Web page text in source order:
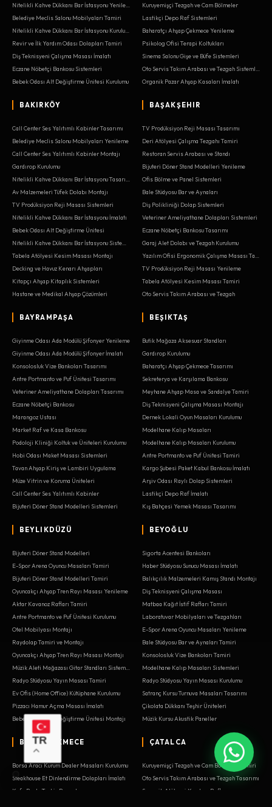
Belediye Meclis Salonu Mobilyaları Tamiri
Revir ve İlk Yardım Odası Dolapları Tamiri
Diş Teknisyeni Çalışma Masası İmalatı
Eczane Nöbetçi Bankosu Sistemleri
Bebek Odası Alt Değiştirme Ünitesi Kurulumu
Kuruyemişçi Tezgah ve Cam Bölmeler
Lastikçi Depo Raf Sistemleri
Baharatçı Ahşap Çekmece Yenileme
Psikolog Ofisi Terapi Koltukları
Sinema Salonu Gişe ve Büfe Sistemleri
Organik Pazar Ahşap Kasaları İmalatı
BAKIRKÖY
Call Center Ses Yalıtımlı Kabinler Tasarımı
Belediye Meclis Salonu Mobilyaları Yenileme
Call Center Ses Yalıtımlı Kabinler Montajı
Gardırop Kurulumu
Av Malzemeleri Tüfek Dolabı Montajı
TV Prodüksiyon Reji Masası Sistemleri
Nitelikli Kahve Dükkanı Bar İstasyonu İmalatı
Bebek Odası Alt Değiştirme Ünitesi
Tabela Atölyesi Kesim Masası Montajı
Decking ve Havuz Kenarı Ahşapları
Kitapçı Ahşap Kitaplık Sistemleri
Hastane ve Medikal Ahşap Çözümleri
BAŞAKŞEHIR
TV Prodüksiyon Reji Masası Tasarımı
Deri Atölyesi Çalışma Tezgahı Tamiri
Restoran Servis Arabası ve Standı
Bijuteri Döner Stand Modelleri Yenileme
Ofis Bölme ve Panel Sistemleri
Bale Stüdyosu Bar ve Aynaları
Diş Polikliniği Dolap Sistemleri
Veteriner Ameliyathane Dolapları Sistemleri
Eczane Nöbetçi Bankosu Tasarımı
Garaj Alet Dolabı ve Tezgah Kurulumu
TV Prodüksiyon Reji Masası Yenileme
Tabela Atölyesi Kesim Masası Tamiri
Oto Servis Takım Arabası ve Tezgah
BAYRAMPAŞA
Giyinme Odası Ada Modülü Şifonyer Yenileme
Giyinme Odası Ada Modülü Şifonyer İmalatı
Konsolosluk Vize Bankoları Tasarımı
Antre Portmanto ve Puf Ünitesi Tasarımı
Veteriner Ameliyathane Dolapları Tasarımı
Eczane Nöbetçi Bankosu
Marangoz Ustası
Market Raf ve Kasa Bankosu
Podoloji Kliniği Koltuk ve Üniteleri Kurulumu
Hobi Odası Maket Masası Sistemleri
Tavan Ahşap Kiriş ve Lambiri Uygulama
Müze Vitrin ve Koruma Üniteleri
Call Center Ses Yalıtımlı Kabinler
Bijuteri Döner Stand Modelleri Sistemleri
BEŞIKTAŞ
Butik Mağaza Aksesuar Standları
Gardırop Kurulumu
Baharatçı Ahşap Çekmece Tasarımı
Sekreterya ve Karşılama Bankosu
Meyhane Ahşap Masa ve Sandalye Tamiri
Diş Teknisyeni Çalışma Masası Montajı
Dernek Lokali Oyun Masaları Kurulumu
Modelhane Kalıp Masaları
Modelhane Kalıp Masaları Kurulumu
Antre Portmanto ve Puf Ünitesi Tamiri
Kargo Şubesi Paket Kabul Bankosu İmalatı
Arşiv Odası Raylı Dolap Sistemleri
Lastikçi Depo Raf İmalatı
Kış Bahçesi Yemek Masası Tasarımı
BEYLIKDÜZÜ
Bijuteri Döner Stand Modelleri
E-Spor Arena Oyuncu Masaları Tamiri
Bijuteri Döner Stand Modelleri Tamiri
Oyuncakçı Ahşap Tren Rayı Masası Yenileme
Aktar Kavanoz Rafları Tamiri
Antre Portmanto ve Puf Ünitesi Kurulumu
Otel Mobilyası Montajı
Raydolap Tamiri ve Montajı
Oyuncakçı Ahşap Tren Rayı Masası Montajı
Radyo Stüdyosu Yayın Masası Tamiri
Ev Ofis (Home Office) Kütüphane Kurulumu
Pizzacı Hamur Açma Masası İmalatı
Bebek Odası Alt Değiştirme Ünitesi Montajı
BEYOĞLU
Sigorta Acentesi Bankoları
Haber Stüdyosu Sunucu Masası İmalatı
Balıkçılık Malzemeleri Kamış Standı Montajı
Diş Teknisyeni Çalışma Masası
Matbaa Kağıt İstif Rafları Tamiri
Laboratuvar Mobilyaları ve Tezgahları
E-Spor Arena Oyuncu Masaları Yenileme
Bale Stüdyosu Bar ve Aynaları Tamiri
Konsolosluk Vize Bankoları Tamiri
Modelhane Kalıp Masaları Sistemleri
Radyo Stüdyosu Yayın Masası Kurulumu
Satranç Kursu Turnuva Masaları Tasarımı
Çikolata Dükkanı Teşhir Üniteleri
Müzik Kursu Akustik Paneller
BÜYÜKÇEKMECE
Borsa Aracı Kurum Dealer Masaları Kurulumu
Steakhouse Et Dinlendirme Dolapları İmalatı
Kafe Pasta Teşhir Reyonları
ÇATALCA
Kuruyemişçi Tezgah ve Cam Bölmeler Tamiri
Oto Servis Takım Arabası ve Tezgah Tasarımı
Seramik Atölyesi Kurutma Rafları
TR